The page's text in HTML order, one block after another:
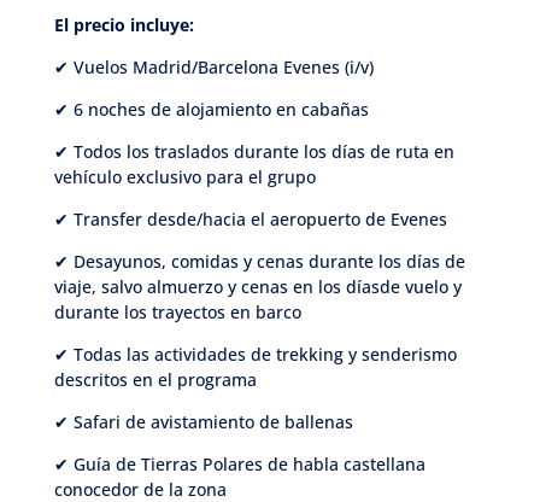
El precio incluye:
✔ Vuelos Madrid/Barcelona Evenes (i/v)
✔ 6 noches de alojamiento en cabañas
✔ Todos los traslados durante los días de ruta en
vehículo exclusivo para el grupo
✔ Transfer desde/hacia el aeropuerto de Evenes
✔ Desayunos, comidas y cenas durante los días de
viaje, salvo almuerzo y cenas en los díasde vuelo y
durante los trayectos en barco
✔ Todas las actividades de trekking y senderismo
descritos en el programa
✔ Safari de avistamiento de ballenas
✔ Guía de Tierras Polares de habla castellana
conocedor de la zona